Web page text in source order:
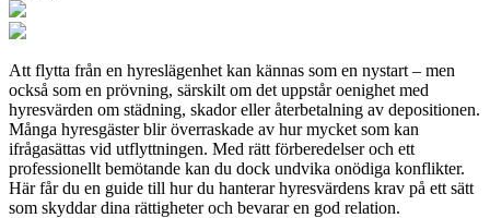
Att flytta från en hyreslägenhet kan kännas som en nystart – men
också som en prövning, särskilt om det uppstår oenighet med
hyresvärden om städning, skador eller återbetalning av depositionen.
Många hyresgäster blir överraskade av hur mycket som kan
ifrågasättas vid utflyttningen. Med rätt förberedelser och ett
professionellt bemötande kan du dock undvika onödiga konflikter.
Här får du en guide till hur du hanterar hyresvärdens krav på ett sätt
som skyddar dina rättigheter och bevarar en god relation.